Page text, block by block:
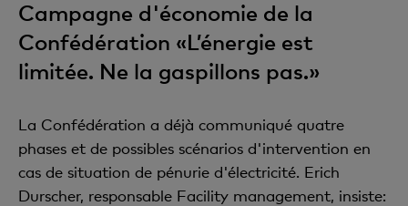
Campagne d'économie de la
Confédération «L’énergie est
limitée. Ne la gaspillons pas.»
La Confédération a déjà communiqué quatre
phases et de possibles scénarios d'intervention en
cas de situation de pénurie d'électricité. Erich
Durscher, responsable Facility management, insiste: